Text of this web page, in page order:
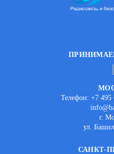
Телефон: +7 495
г.
ул.
САНКТ-